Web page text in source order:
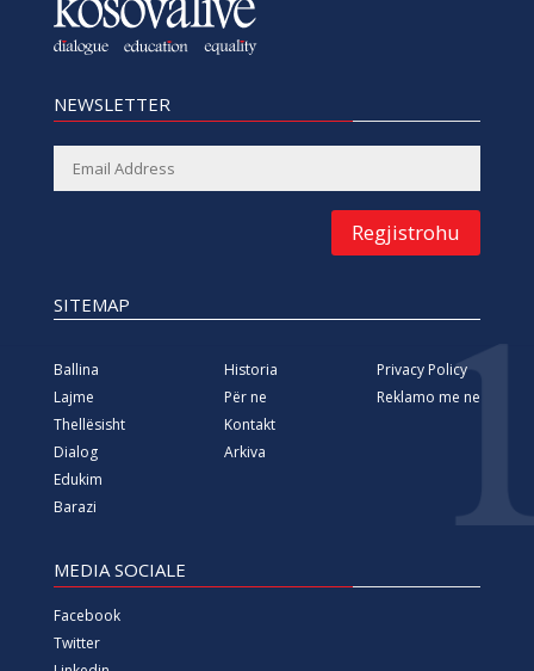
NEWSLETTER
Regjistrohu
SITEMAP
Ballina
Lajme
Thellësisht
Dialog
Edukim
Barazi
Historia
Për ne
Kontakt
Arkiva
Privacy Policy
Reklamo me ne
MEDIA SOCIALE
Facebook
Twitter